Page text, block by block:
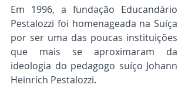
Em 1996, a fundação Educandário
Pestalozzi foi homenageada na Suíça
por ser uma das poucas instituições
que mais se aproximaram da
ideologia do pedagogo suíço Johann
Heinrich Pestalozzi.